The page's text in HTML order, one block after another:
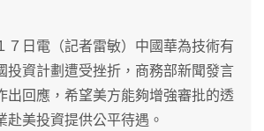
７日電（記者雷敏）中國華為技術有
投資計劃遭受挫折，商務部新聞發言
出回應，希望美方能夠增強審批的透
赴美投資提供公平待遇。